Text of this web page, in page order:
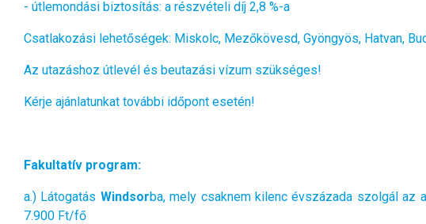
- útlemondási biztosítás: a részvételi díj 2,8 %-a
Csatlakozási lehetőségek: Miskolc, Mezőkövesd, Gyöngyös, Hatvan,
Az utazáshoz útlevél és beutazási vízum szükséges!
Kérje ajánlatunkat további időpont esetén!
Fakultatív program:
a.) Látogatás Windsorba, mely csaknem kilenc évszázada szolgál az
7.900 Ft/fő